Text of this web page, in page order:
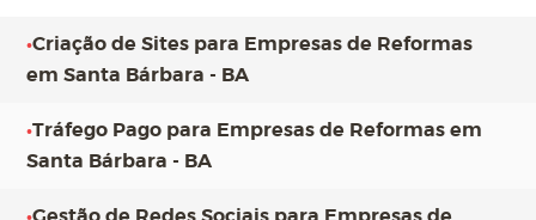
•Criação de Sites para Empresas de Reformas
em Santa Bárbara - BA
•Tráfego Pago para Empresas de Reformas em
Santa Bárbara - BA